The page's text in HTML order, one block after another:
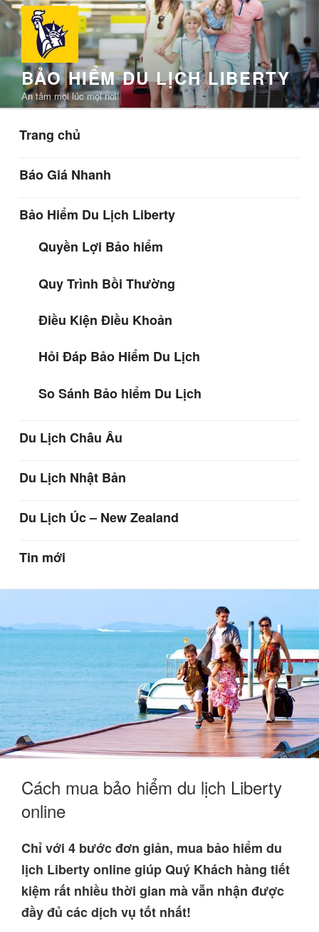
Chuyển
đến
nội
dungBẢO HIỂM DU LỊCH LIBERTY
An tâm mọi lúc mọi nơi!
Trang chủ
Báo Giá Nhanh
Bảo Hiểm Du Lịch Liberty
Quyền Lợi Bảo hiểm
Quy Trình Bồi Thường
Điều Kiện Điều Khoản
Hỏi Đáp Bảo Hiểm Du Lịch
So Sánh Bảo hiểm Du Lịch
Du Lịch Châu Âu
Du Lịch Nhật Bản
Du Lịch Úc – New Zealand
Tin mới
Cách mua bảo hiểm du lịch Liberty
online
Chỉ với 4 bước đơn giản, mua bảo hiểm du
lịch Liberty online giúp Quý Khách hàng tiết
kiệm rất nhiều thời gian mà vẫn nhận được
đầy đủ các dịch vụ tốt nhất!